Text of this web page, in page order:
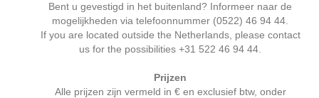
Bent u gevestigd in het buitenland? Informeer naar de
mogelijkheden via telefoonnummer (0522) 46 94 44.
If you are located outside the Netherlands, please contact
us for the possibilities +31 522 46 94 44.
Prijzen
Alle prijzen zijn vermeld in € en exclusief btw, onder